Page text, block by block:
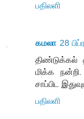
பதிலளி
கமலா 28
மிக்க
சாப்பிட
பதிலளி